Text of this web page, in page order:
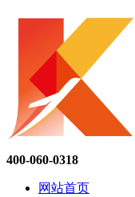
400-060-0318
网站首页